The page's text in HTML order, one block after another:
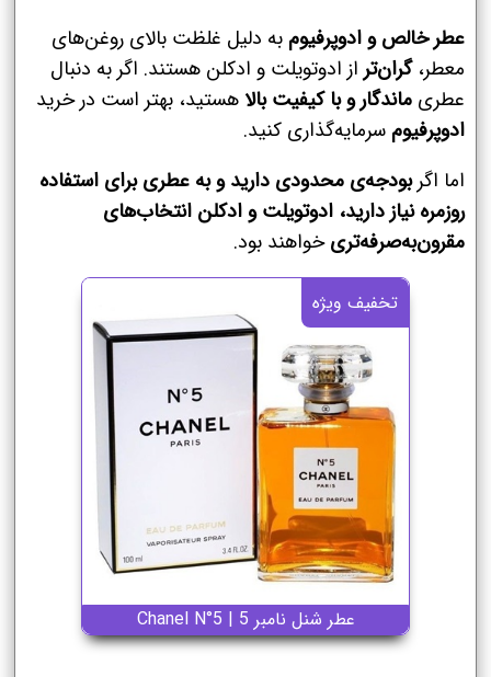
عطر خالص و ادوپرفیوم به دلیل غلظت بالای روغن‌های
معطر،گران‌تر از ادوتویلت و ادکلن هستند. اگر به دنبال
عطری ماندگار و با کیفیت بالا هستید، بهتر است در خرید
ادوپرفیوم سرمایه‌گذاری کنید.
اما اگربودجه‌ی محدودی دارید و به عطری برای استفاده
روزمره نیاز دارید، ادوتویلت و ادکلن انتخاب‌های
مقرون‌به‌صرفه‌تریخواهند بود.
تخفیف ویژه
عطر شنل نامبر 5 | Chanel N°5